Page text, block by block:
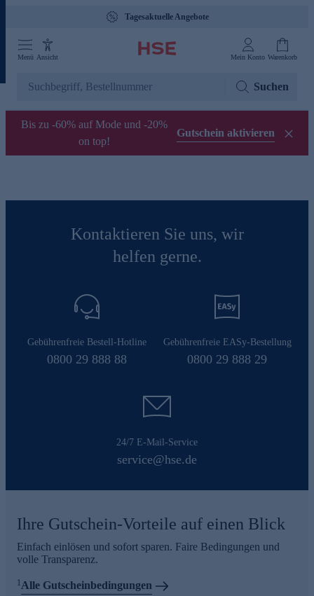
Tagesaktuelle Angebote
Menü Ansicht Mein Konto Warenkorb
Suchen
Bis zu -60% auf Mode und -20%
on top!
Gutschein aktivieren
Kontaktieren Sie uns, wir
helfen gerne.
Gebührenfreie Bestell-Hotline
0800 29 888 88
Gebührenfreie EASy-Bestellung
0800 29 888 29
24/7 E-Mail-Service
service@hse.de
Ihre Gutschein-Vorteile auf einen Blick
Einfach einlösen und sofort sparen. Faire Bedingungen und
volle Transparenz.
1Alle Gutscheinbedingungen